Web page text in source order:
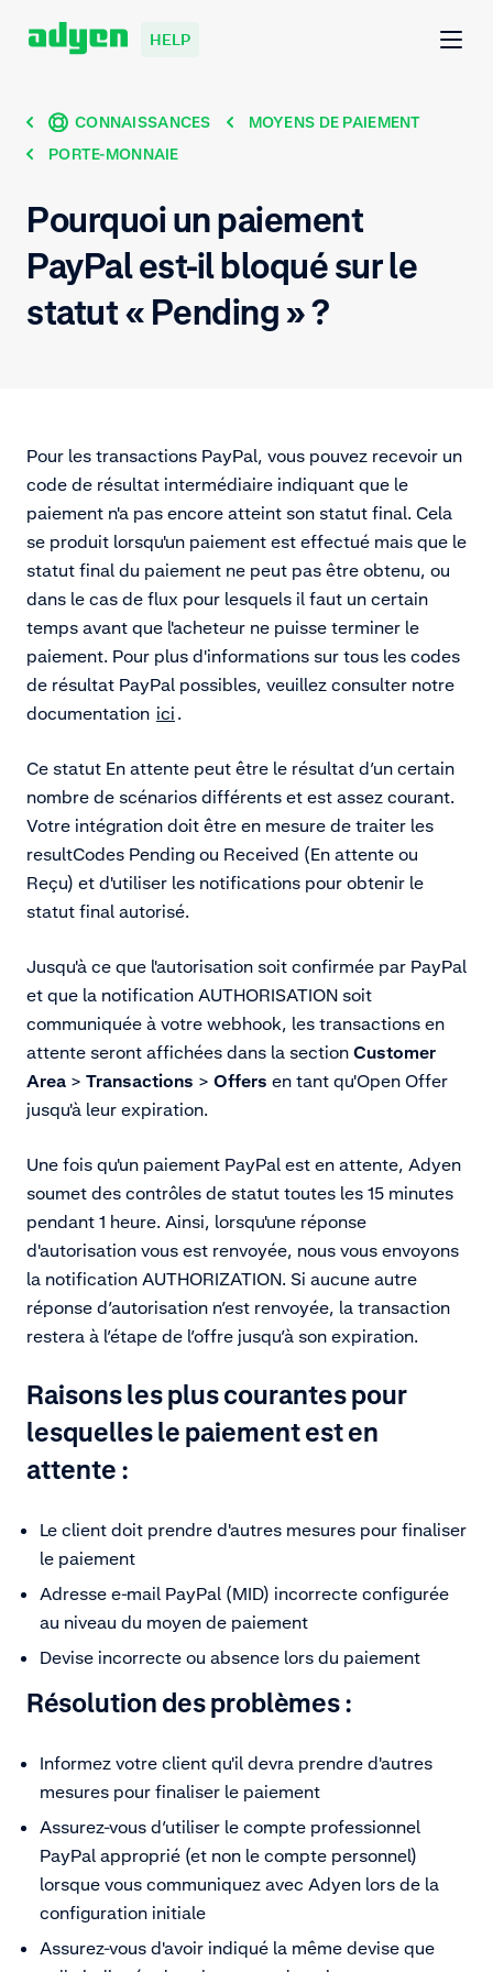
HELP
CONNAISSANCES
MOYENS DE PAIEMENT
PORTE-MONNAIE
Pourquoi un paiement
PayPal est-il bloqué sur le
statut « Pending » ?
Pour les transactions PayPal, vous pouvez recevoir un
code de résultat intermédiaire indiquant que le
paiement n'a pas encore atteint son statut final. Cela
se produit lorsqu'un paiement est effectué mais que le
statut final du paiement ne peut pas être obtenu, ou
dans le cas de flux pour lesquels il faut un certain
temps avant que l'acheteur ne puisse terminer le
paiement. Pour plus d'informations sur tous les codes
de résultat PayPal possibles, veuillez consulter notre
documentation ici .
Ce statut En attente peut être le résultat d’un certain
nombre de scénarios différents et est assez courant.
Votre intégration doit être en mesure de traiter les
resultCodes Pending ou Received (En attente ou
Reçu) et d'utiliser les notifications pour obtenir le
statut final autorisé.
Jusqu'à ce que l'autorisation soit confirmée par PayPal
et que la notification AUTHORISATION soit
communiquée à votre webhook, les transactions en
attente seront affichées dans la section Customer
Area > Transactions > Offers en tant qu'Open Offer
jusqu'à leur expiration.
Une fois qu'un paiement PayPal est en attente, Adyen
soumet des contrôles de statut toutes les 15 minutes
pendant 1 heure. Ainsi, lorsqu'une réponse
d'autorisation vous est renvoyée, nous vous envoyons
la notification AUTHORIZATION. Si aucune autre
réponse d’autorisation n’est renvoyée, la transaction
restera à l’étape de l’offre jusqu’à son expiration.
Raisons les plus courantes pour
lesquelles le paiement est en
attente :
Le client doit prendre d'autres mesures pour finaliser
le paiement
Adresse e-mail PayPal (MID) incorrecte configurée
au niveau du moyen de paiement
Devise incorrecte ou absence lors du paiement
Résolution des problèmes :
Informez votre client qu'il devra prendre d'autres
mesures pour finaliser le paiement
Assurez-vous d’utiliser le compte professionnel
PayPal approprié (et non le compte personnel)
lorsque vous communiquez avec Adyen lors de la
configuration initiale
Assurez-vous d'avoir indiqué la même devise que